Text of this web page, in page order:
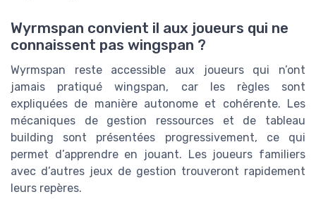
Wyrmspan convient il aux joueurs qui ne
connaissent pas wingspan ?
Wyrmspan reste accessible aux joueurs qui n’ont
jamais pratiqué wingspan, car les règles sont
expliquées de manière autonome et cohérente. Les
mécaniques de gestion ressources et de tableau
building sont présentées progressivement, ce qui
permet d’apprendre en jouant. Les joueurs familiers
avec d’autres jeux de gestion trouveront rapidement
leurs repères.